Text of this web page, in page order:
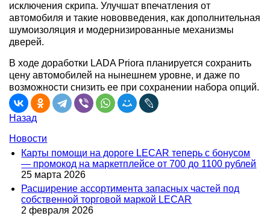
исключения скрипа. Улучшат впечатления от
автомобиля и такие нововведения, как дополнительная
шумоизоляция и модернизированные механизмы
дверей.
В ходе доработки LADA Priora планируется сохранить
цену автомобилей на нынешнем уровне, и даже по
возможности снизить ее при сохранении набора опций.
Назад
Новости
Карты помощи на дороге LECAR теперь с бонусом
— промокод на маркетплейсе от 700 до 1100 рублей
25 марта 2026
Расширение ассортимента запасных частей под
собственной торговой маркой LECAR
2 февраля 2026